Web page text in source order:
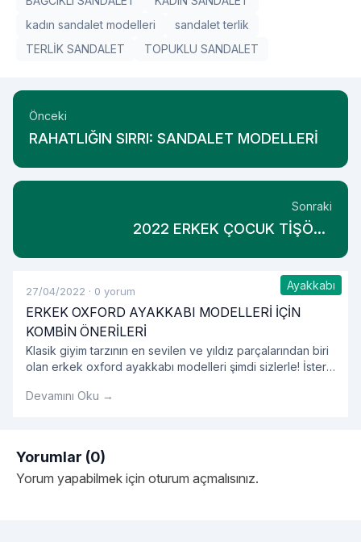
kadın sandalet modelleri
sandalet terlik
TERLİK SANDALET
TOPUKLU SANDALET
Önceki
RAHATLIĞIN SIRRI: SANDALET MODELLERİ
Sonraki
2022 ERKEK ÇOCUK TİŞÖRT
Ayakkabı
27/04/2022 · 0 yorum
ERKEK OXFORD AYAKKABI MODELLERİ İÇİN
KOMBİN ÖNERİLERİ
Klasik giyim tarzının en sevilen ve yıldız parçalarından biri
olan erkek oxford ayakkabı modelleri şimdi sizlerle! İster
kullanılabilecek olan erkek oxford ayakkabı kombinlerini
Devamını Oku →
Yorumlar (0)
Yorum yapabilmek için oturum açmalısınız.